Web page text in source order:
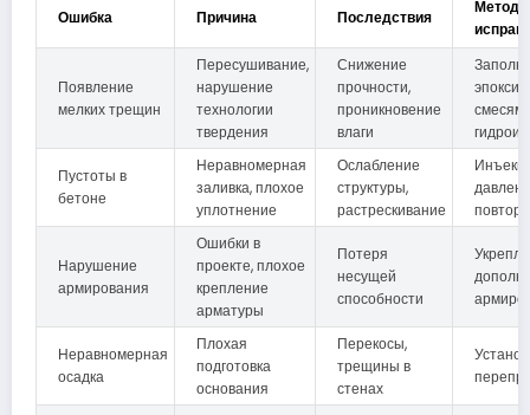
Ошибка Причина Последствия
Методы
Появление
мелких трещин
Пересушивание,
нарушение
технологии
твердения
Снижение
прочности,
проникновение
влаги
Пустоты в
бетоне
Неравномерная
заливка, плохое
уплотнение
Ослабление
структуры,
растрескивание
Нарушение
армирования
Ошибки в
проекте, плохое
крепление
арматуры
Потеря
несущей
способности
Неравномерная
осадка
Плохая
подготовка
основания
Перекосы,
трещины в
стенах